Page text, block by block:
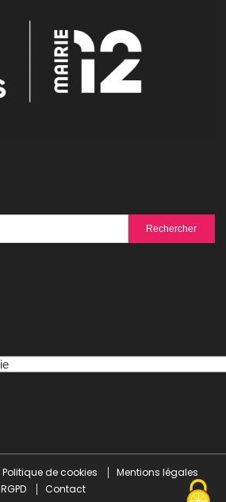
Rechercher :
Politique de cookies
Mentions légales
RGPD
Contact